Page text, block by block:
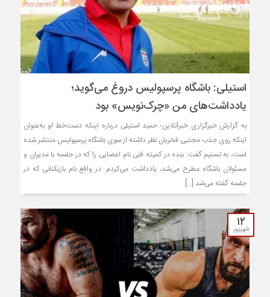
استیلی: باشگاه پرسپولیس دروغ می‌گوید؛
یادداشت‌های من «چرک‌نویس» بود
به گزارش خبرگزاری خبرآنلاین؛ حمید استیلی درباره اینکه دست‌خط او به‌عنوان
اینکه روی جذب مجتبی فخریان نظر داشته از سوی باشگاه پرسپولیس منتشر شده
است، به تسنیم گفت: بنده در کمیته فنی نام اعضایی را که در جلسه با مدیران و
مسئولان باشگاه مطرح می‌شد، یادداشت می‌کردم. در واقع نام بازیکنانی که در
جلسه گفته می‌شد […]
۱۲
شهریور